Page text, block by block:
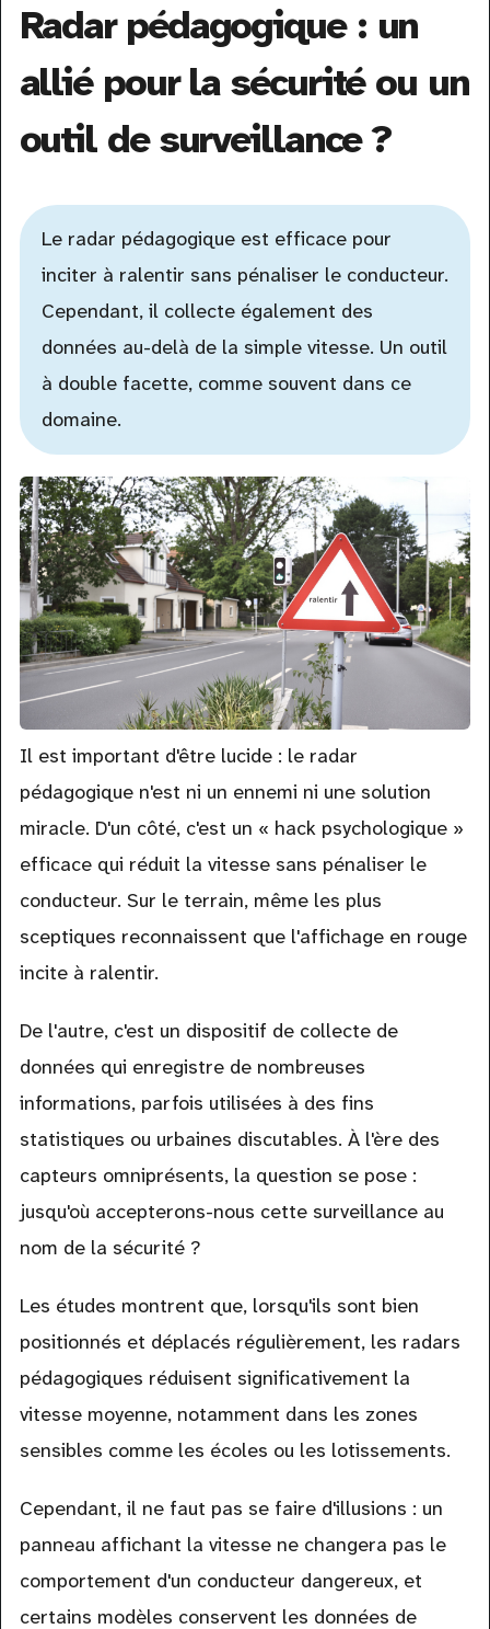
Radar pédagogique : un
allié pour la sécurité ou un
outil de surveillance ?
Le radar pédagogique est efficace pour
inciter à ralentir sans pénaliser le conducteur.
Cependant, il collecte également des
données au-delà de la simple vitesse. Un outil
à double facette, comme souvent dans ce
domaine.
Il est important d'être lucide : le radar
pédagogique n'est ni un ennemi ni une solution
miracle. D'un côté, c'est un « hack psychologique »
efficace qui réduit la vitesse sans pénaliser le
conducteur. Sur le terrain, même les plus
sceptiques reconnaissent que l'affichage en rouge
incite à ralentir.
De l'autre, c'est un dispositif de collecte de
données qui enregistre de nombreuses
informations, parfois utilisées à des fins
statistiques ou urbaines discutables. À l'ère des
capteurs omniprésents, la question se pose :
jusqu'où accepterons-nous cette surveillance au
nom de la sécurité ?
Les études montrent que, lorsqu'ils sont bien
positionnés et déplacés régulièrement, les radars
pédagogiques réduisent significativement la
vitesse moyenne, notamment dans les zones
sensibles comme les écoles ou les lotissements.
Cependant, il ne faut pas se faire d'illusions : un
panneau affichant la vitesse ne changera pas le
comportement d'un conducteur dangereux, et
certains modèles conservent les données de